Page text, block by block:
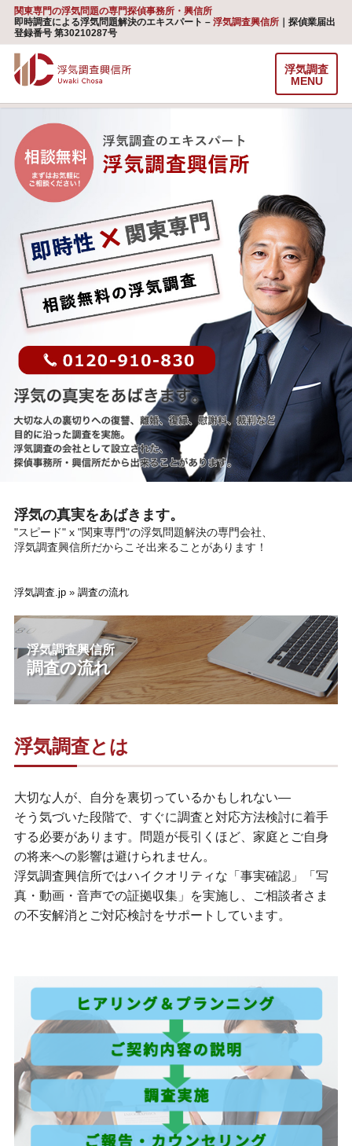
関東専門の浮気問題の専門探偵事務所・興信所
即時調査による浮気問題解決のエキスパート – 浮気調査興信所 ｜探偵業届出
登録番号 第30210287号
浮気調査
MENU
浮気の真実をあばきます。
"スピード" x "関東専門"の浮気問題解決の専門会社、
浮気調査興信所だからこそ出来ることがあります！
浮気調査.jp » 調査の流れ
浮気調査興信所
調査の流れ
浮気調査とは
大切な人が、自分を裏切っているかもしれない―
そう気づいた段階で、すぐに調査と対応方法検討に着手
する必要があります。問題が長引くほど、家庭とご自身
の将来への影響は避けられません。
浮気調査興信所ではハイクオリティな「事実確認」「写
真・動画・音声での証拠収集」を実施し、ご相談者さま
の不安解消とご対応検討をサポートしています。